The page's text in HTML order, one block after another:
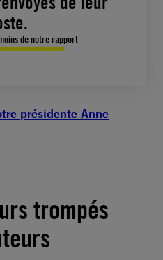
de notre rapport
présidente Anne
trompés